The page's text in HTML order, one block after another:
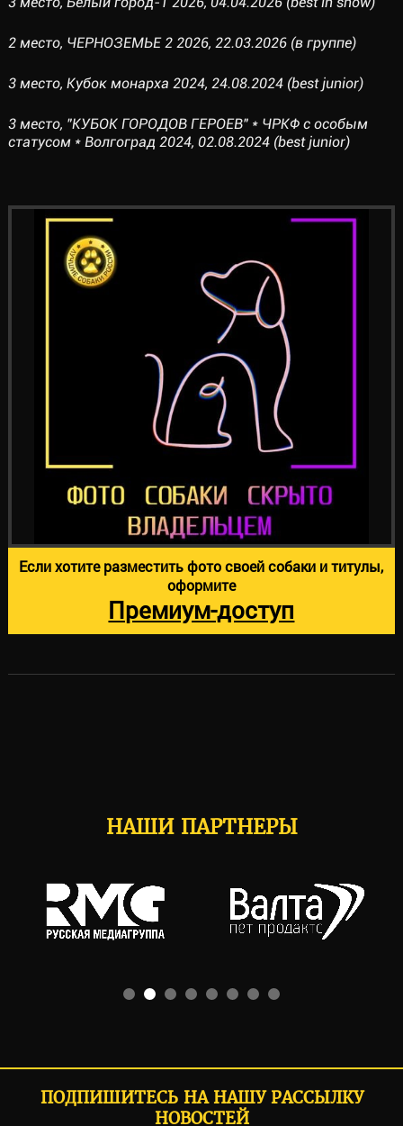
2 место, ЧЕРНОЗЕМЬЕ 2 2026, 22.03.2026 (в группе)
3 место, Кубок монарха 2024, 24.08.2024 (best junior)
3 место, "КУБОК ГОРОДОВ ГЕРОЕВ" * ЧРКФ с особым
статусом * Волгоград 2024, 02.08.2024 (best junior)
Если хотите разместить фото своей собаки и титулы,
оформите
Премиум-доступ
НАШИ ПАРТНЕРЫ
ПОДПИШИТЕСЬ НА НАШУ РАССЫЛКУ
НОВОСТЕЙ